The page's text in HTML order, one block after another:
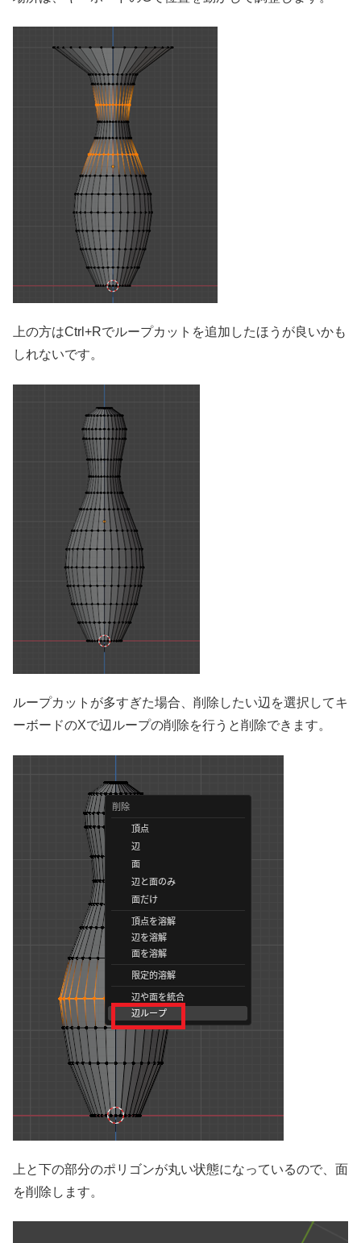
上の方はCtrl+Rでループカットを追加したほうが良いかも
しれないです。
ループカットが多すぎた場合、削除したい辺を選択してキ
ーボードのXで辺ループの削除を行うと削除できます。
上と下の部分のポリゴンが丸い状態になっているので、面
を削除します。